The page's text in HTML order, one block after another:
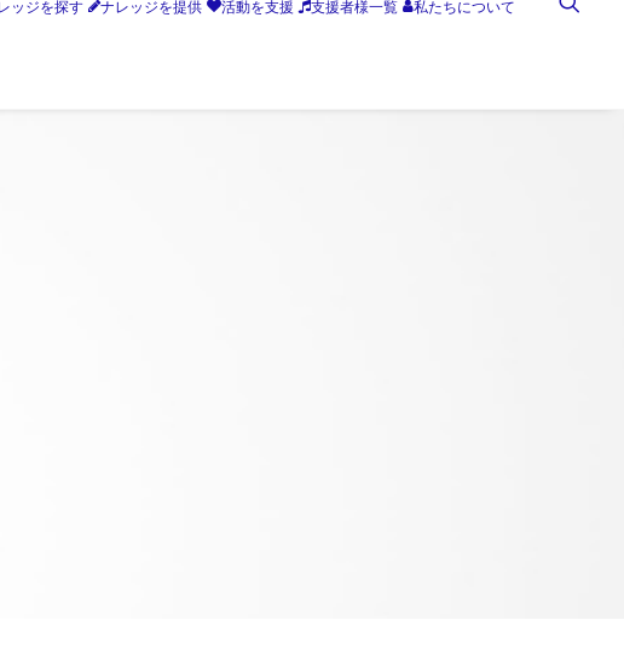
ッジを探す ナレッジを提供 活動を支援 支援者様一覧 私たちについて